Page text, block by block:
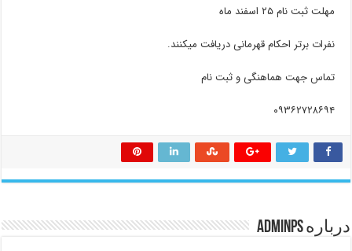
مهلت ثبت نام ۲۵ اسفند ماه
نفرات برتر احکام قهرمانی دریافت میکنند.
تماس جهت هماهنگی و ثبت نام
۰۹۳۶۲۷۲۸۶۹۴
درباره adminps